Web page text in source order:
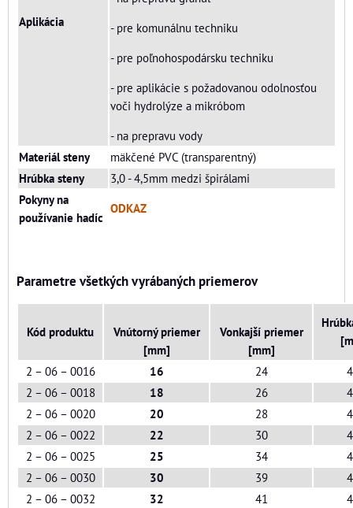
Aplikácia
- pre komunálnu techniku
- pre poľnohospodársku techniku
- pre aplikácie s požadovanou odolnosťou
voči hydrolýze a mikróbom
- na prepravu vody
Materiál steny
mäkčené PVC (transparentný)
Hrúbka steny
3,0 - 4,5mm medzi špirálami
Pokyny na
používanie hadíc
ODKAZ
Parametre všetkých vyrábaných priemerov
Kód produktu
Vnútorný priemer
[mm]
Vonkajší priemer
[mm]
2 – 06 – 0016
16 24
2 – 06 – 0018
18 26
2 – 06 – 0020
20 28
2 – 06 – 0022
22 30
2 – 06 – 0025
25 34
2 – 06 – 0030
30 39
2 – 06 – 0032
32 41